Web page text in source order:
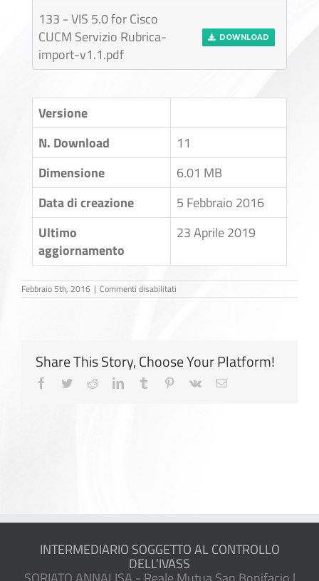
133 - VIS 5.0 for Cisco
CUCM Servizio Rubrica-
import-v1.1.pdf
DOWNLOAD
Versione
N. Download
11
Dimensione
6.01 MB
Data di creazione
5 Febbraio 2016
Ultimo
aggiornamento
23 Aprile 2019
Febbraio 5th, 2016 | Commenti disabilitati
VOIP-
Share This Story, Choose Your Platform!
Facebook
TwitterRedditLinkedInTumblr Pinterest
Vk Email
INTERMEDIARIO SOGGETTO AL CONTROLLO
DELL’IVASS